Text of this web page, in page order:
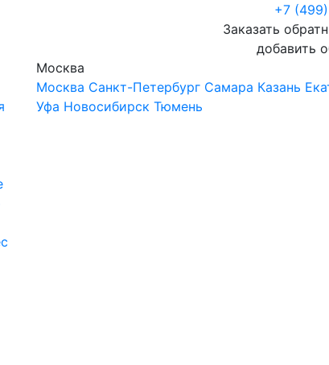
+7
Заказать
добавить
Москва
Москва Санкт-Петербург Самара Казань
Уфа Новосибирск Тюмень